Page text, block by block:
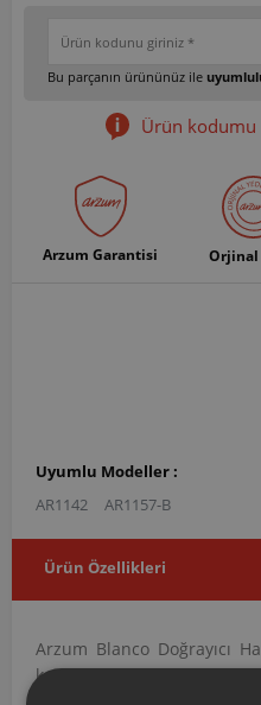
Bu parçanın ürününüz ile
Ürün kodumu
Arzum Garantisi Orjinal
Uyumlu Modeller :
AR1142
AR1157-B
Ürün Özellikleri
Arzum Blanco Doğrayıcı
kategorisi altında yer